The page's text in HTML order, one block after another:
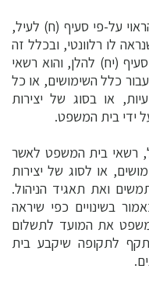
על-פי סעיף (ח) לעיל,
לו רלוונטי, ובכלל זה
(יח) להלן, והוא רשאי
כלל השימושים, או כל
או בסוג של יצירות
ידי בית המשפט.
רשאי בית המשפט לאשר
או לסוג של יצירות
ואת תאגיד הניהול.
בשינויים כפי שיראה
את המועד לתשלום
תקף לתקופה שיקבע בית